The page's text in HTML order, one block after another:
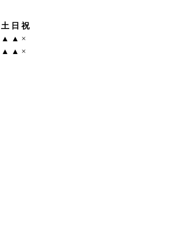
土 日 祝
▲ ▲ ×
▲ ▲ ×